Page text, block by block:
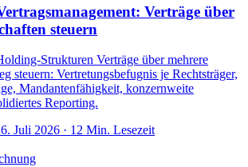
Verträge über
steuern
Strukturen Verträge über mehrere
steuern: Vertretungsbefugnis je Rechtsträger,
Mandantenfähigkeit, konzernweite
Reporting.
Juli 2026 · 12 Min. Lesezeit